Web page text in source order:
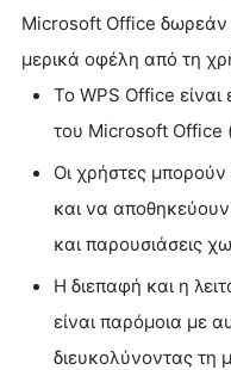
Microsoft Office δωρεάν
μερικά οφέλη από τη
Το WPS Office είναι
του Microsoft Office
Οι χρήστες
και να
και παρουσιάσεις
Η διεπαφή και η
είναι παρόμοια με
διευκολύνοντας τη